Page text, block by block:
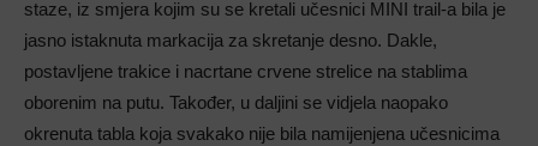
staze, iz smjera kojim su se kretali učesnici MINI trail-a bila je
jasno istaknuta markacija za skretanje desno. Dakle,
postavljene trakice i nacrtane crvene strelice na stablima
oborenim na putu. Također, u daljini se vidjela naopako
okrenuta tabla koja svakako nije bila namijenjena učesnicima